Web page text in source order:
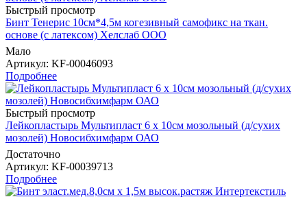
Быстрый просмотр
Бинт Тенерис 10см*4,5м когезивный самофикс на ткан.
основе (с латексом) Хелслаб ООО
Мало
Артикул: KF-00046093
Подробнее
Быстрый просмотр
Лейкопластырь Мультипласт 6 х 10см мозольный (д/сухих
мозолей) Новосибхимфарм ОАО
Достаточно
Артикул: KF-00039713
Подробнее